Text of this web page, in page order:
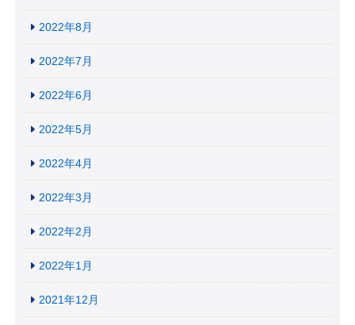
2022年8月
2022年7月
2022年6月
2022年5月
2022年4月
2022年3月
2022年2月
2022年1月
2021年12月